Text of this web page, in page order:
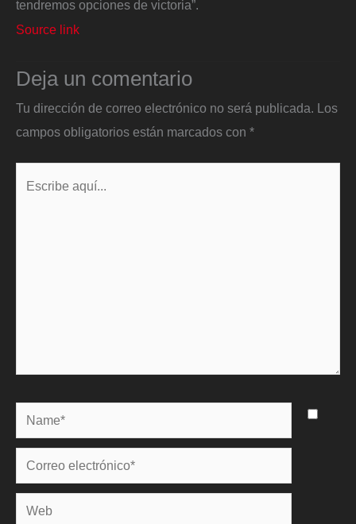
tendremos opciones de victoria”.
Source link
Deja un comentario
Tu dirección de correo electrónico no será publicada. Los
campos obligatorios están marcados con *
Name*
Correo
electrónico*
Web